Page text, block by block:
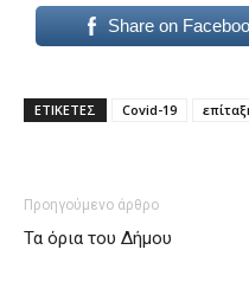
Share on
ΕΤΙΚΕΤΕΣ Covid-19
Προηγούμενο άρθρο
Τα όρια του Δήμου